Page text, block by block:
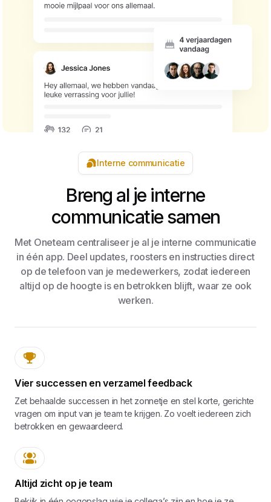
Interne communicatie
Breng al je interne
communicatie samen
Met Oneteam centraliseer je al je interne communicatie
in één app. Deel updates, roosters en instructies direct
op de telefoon van je medewerkers, zodat iedereen
altijd op de hoogte is en betrokken blijft, waar ze ook
werken.
Vier successen en verzamel feedback
Zet behaalde successen in het zonnetje en stel korte, gerichte
vragen om input van je team te krijgen. Zo voelt iedereen zich
betrokken en gewaardeerd.
Altijd zicht op je team